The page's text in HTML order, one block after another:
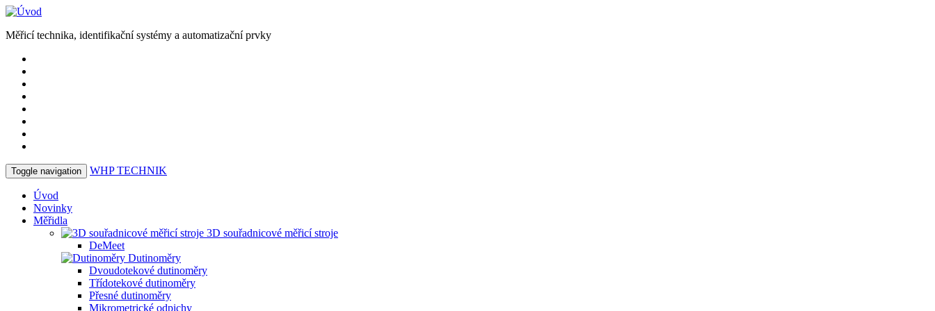
Měřicí technika, identifikační systémy a automatizační prvky
Toggle navigation WHPTECHNIK
Úvod
Novinky
Měřidla
3D souřadnicové měřicí stroje
DeMeet
Dutinoměry
Dvoudotekové dutinoměry
Třídotekové dutinoměry
Přesné dutinoměry
Mikrometrické odpichy